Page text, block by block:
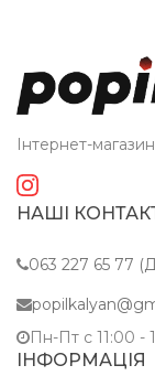
Інтернет-
НАШІ
063 227 65 77
Пн-Пт c 11:00 -
ІНФОРМАЦІЯ